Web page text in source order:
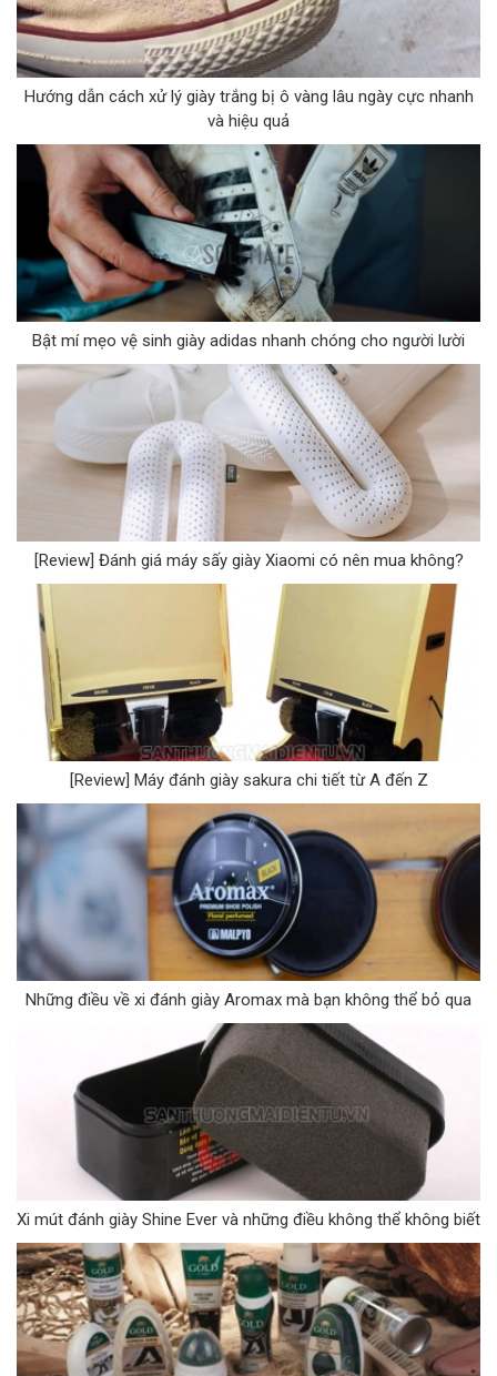
Hướng dẫn cách xử lý giày trắng bị ô vàng lâu ngày cực nhanh
và hiệu quả
Bật mí mẹo vệ sinh giày adidas nhanh chóng cho người lười
[Review] Đánh giá máy sấy giày Xiaomi có nên mua không?
[Review] Máy đánh giày sakura chi tiết từ A đến Z
Những điều về xi đánh giày Aromax mà bạn không thể bỏ qua
Xi mút đánh giày Shine Ever và những điều không thể không biết